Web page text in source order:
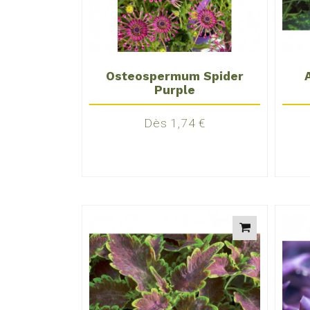
Osteospermum Spider
Purple
Prix
Dès 1,74 €